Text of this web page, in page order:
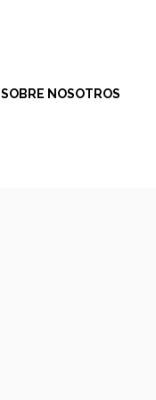
SOBRE NOSOTROS